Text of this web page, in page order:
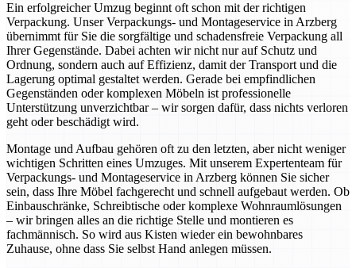
Ein erfolgreicher Umzug beginnt oft schon mit der richtigen
Verpackung. Unser Verpackungs- und Montageservice in Arzberg
übernimmt für Sie die sorgfältige und schadensfreie Verpackung all
Ihrer Gegenstände. Dabei achten wir nicht nur auf Schutz und
Ordnung, sondern auch auf Effizienz, damit der Transport und die
Lagerung optimal gestaltet werden. Gerade bei empfindlichen
Gegenständen oder komplexen Möbeln ist professionelle
Unterstützung unverzichtbar – wir sorgen dafür, dass nichts verloren
geht oder beschädigt wird.
Montage und Aufbau gehören oft zu den letzten, aber nicht weniger
wichtigen Schritten eines Umzuges. Mit unserem Expertenteam für
Verpackungs- und Montageservice in Arzberg können Sie sicher
sein, dass Ihre Möbel fachgerecht und schnell aufgebaut werden. Ob
Einbauschränke, Schreibtische oder komplexe Wohnraumlösungen
– wir bringen alles an die richtige Stelle und montieren es
fachmännisch. So wird aus Kisten wieder ein bewohnbares
Zuhause, ohne dass Sie selbst Hand anlegen müssen.